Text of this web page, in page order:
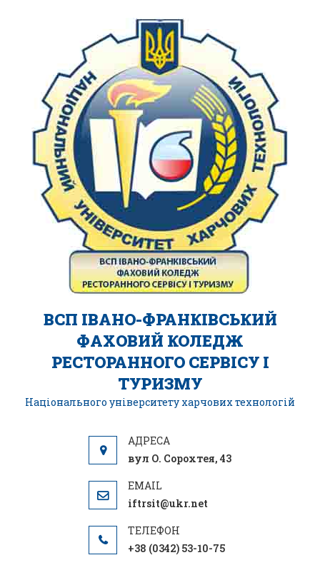
ВСП ІВАНО-ФРАНКІВСЬКИЙ
ФАХОВИЙ КОЛЕДЖ
РЕСТОРАННОГО СЕРВІСУ І
ТУРИЗМУ
Національного університету харчових технологій
вул О. Сорохтея, 43
iftrsit@ukr.net
+38 (0342) 53-10-75